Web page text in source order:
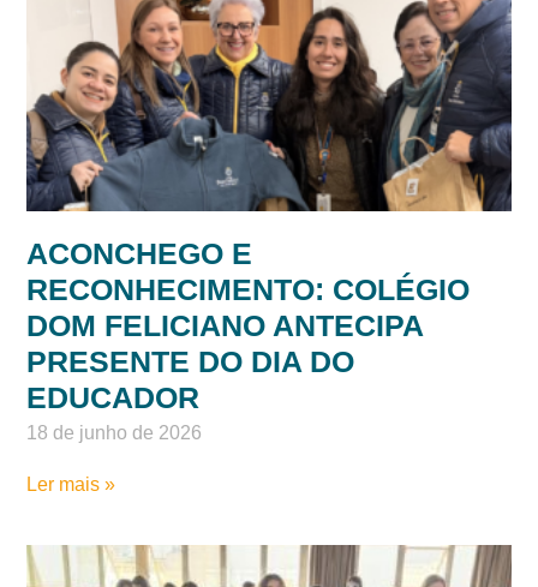
ACONCHEGO E
RECONHECIMENTO: COLÉGIO
DOM FELICIANO ANTECIPA
PRESENTE DO DIA DO
EDUCADOR
18 de junho de 2026
Ler mais »